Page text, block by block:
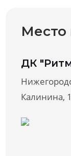
Место
ДК
Калинина,